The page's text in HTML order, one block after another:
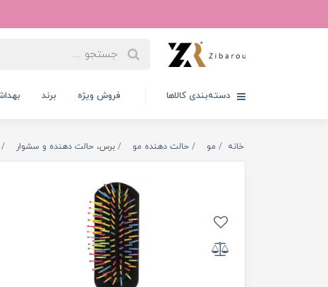
دسته‌بندی کالاها فروش ویژه برند
خانه مو حالت دهنده مو برس، حالت دهنده و سشوار